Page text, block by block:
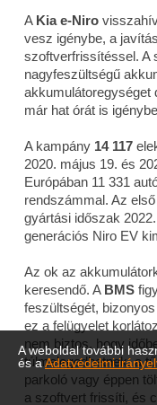
A Kia e-Niro
vesz igénybe, a
szoftverfrissítéssel. A
nagyfeszültségű
akkumulátoregységet
már hat órát is
A kampány 14 117
2020. május 19. és
Európában 11 331
rendszámmal. Az
gyártási időszak
generációs Niro EV
Az ok az
keresendő. A BMS
feszültségét,
ez a felügyelet
nem biztos, hogy
túlmelegedhetnek, a
parkoló vagy éppen
a szoftvert frissíti, és
A weboldal további
és aAdatvédelmi